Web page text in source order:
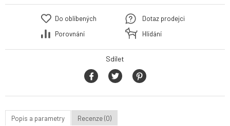
Do oblíbených
Porovnání
Dotaz prodejci
Hlídání
Sdílet
Popis a parametry Recenze (0)